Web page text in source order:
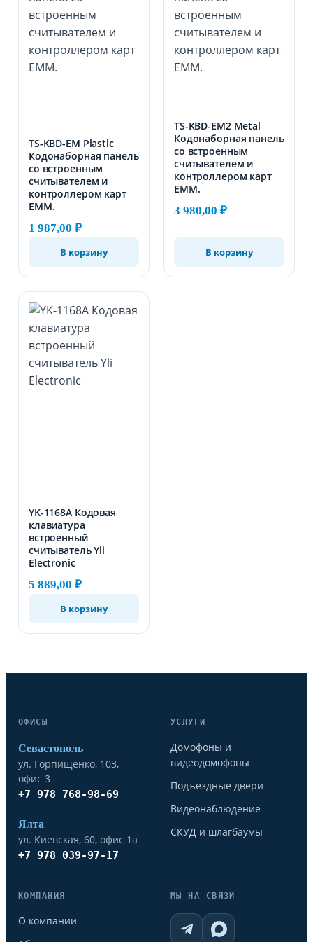
TS-KBD-EM Plastic
Кодонаборная панель
со встроенным
считывателем и
контроллером карт
EMM.
1 987,00 ₽
В корзину
TS-KBD-EM2 Metal
Кодонаборная панель
со встроенным
считывателем и
контроллером карт
EMM.
3 980,00 ₽
В корзину
YK-1168A Кодовая
клавиатура
встроенный
считыватель Yli
Electronic
5 889,00 ₽
В корзину
ОФИСЫ
Севастополь
ул. Горпищенко, 103,
офис 3
+7 978 768-98-69
Ялта
ул. Киевская, 60, офис 1а
+7 978 039-97-17
УСЛУГИ
Домофоны и
видеодомофоны
Подъездные двери
Видеонаблюдение
СКУД и шлагбаумы
КОМПАНИЯ
О компании
МЫ НА СВЯЗИ